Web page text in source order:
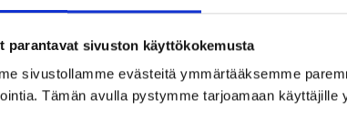
parantavat sivuston käyttökokemusta
sivustollamme evästeitä ymmärtääksemme
Tämän avulla pystymme tarjoamaan
Silmien